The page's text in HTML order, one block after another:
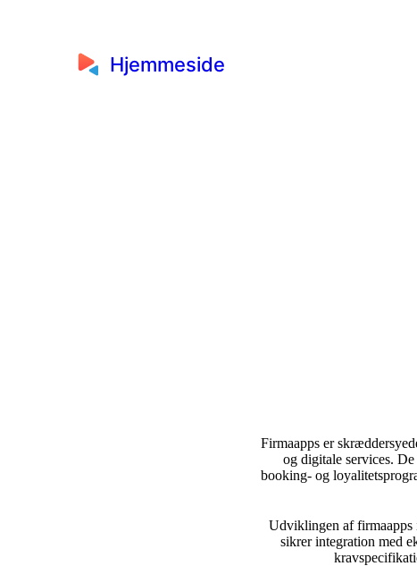
Hjemmeside
Firmaapps er
og digitale services.
booking- og
Udviklingen af firmaapps
sikrer integration med